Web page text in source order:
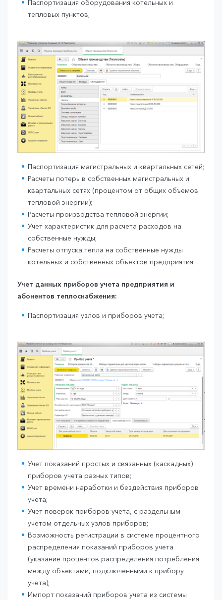
Паспортизация оборудования котельных и
тепловых пунктов;
Паспортизация магистральных и квартальных сетей;
Расчеты потерь в собственных магистральных и
квартальных сетях (процентом от общих объемов
тепловой энергии);
Расчеты производства тепловой энергии;
Учет характеристик для расчета расходов на
собственные нужды;
Расчеты отпуска тепла на собственные нужды
котельных и собственных объектов предприятия.
Учет данных приборов учета предприятия и
абонентов теплоснабжения:
Паспортизация узлов и приборов учета;
Учет показаний простых и связанных (каскадных)
приборов учета разных типов;
Учет времени наработки и бездействия приборов
учета;
Учет поверок приборов учета, с раздельным
учетом отдельных узлов приборов;
Возможность регистрации в системе процентного
распределения показаний приборов учета
(указание процентов распределения потребления
между объектами, подключенными к прибору
учета);
Импорт показаний приборов учета из системы